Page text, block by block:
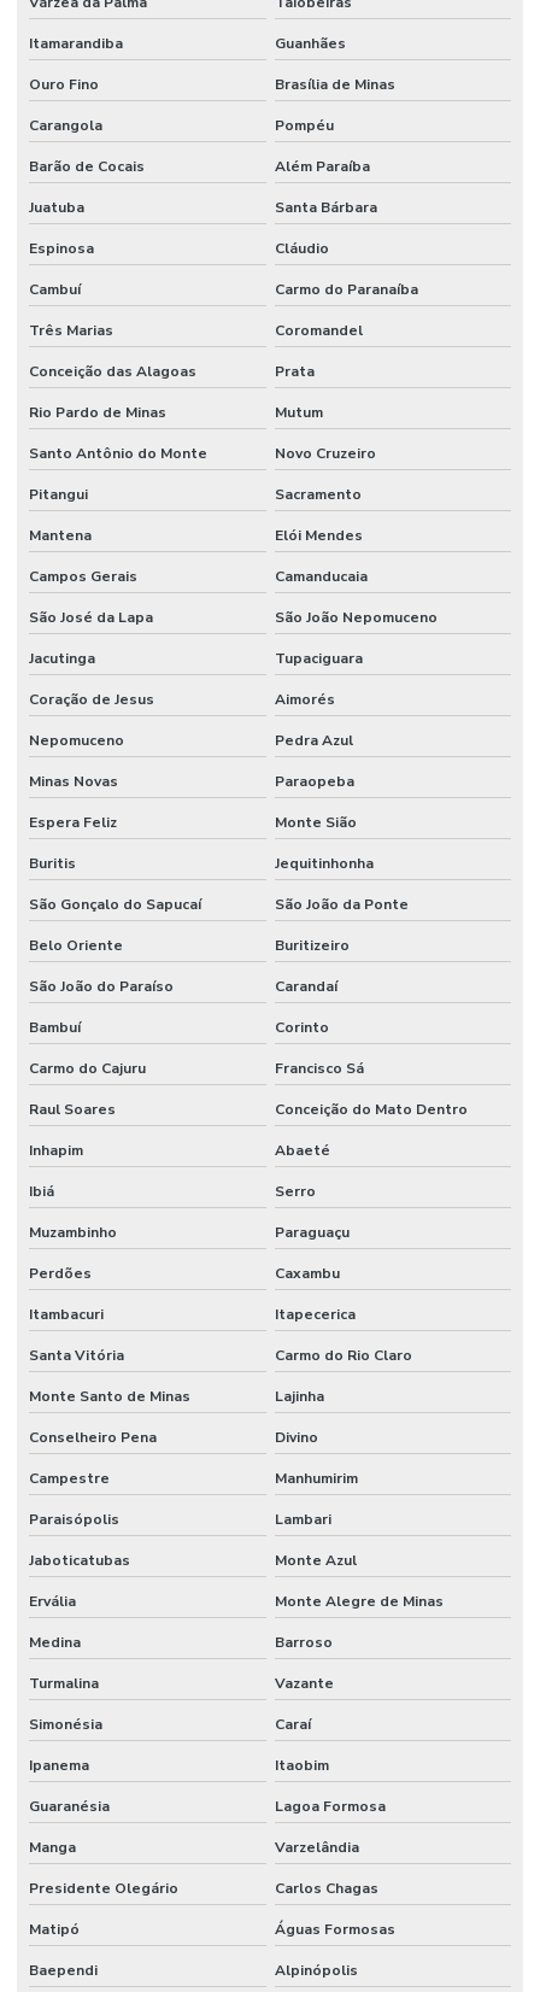
Itamarandiba Guanhães
Ouro Fino Brasília de Minas
Carangola Pompéu
Barão de Cocais Além Paraíba
Juatuba Santa Bárbara
Espinosa Cláudio
Cambuí Carmo do Paranaíba
Três Marias Coromandel
Conceição das Alagoas Prata
Rio Pardo de Minas Mutum
Santo Antônio do Monte Novo Cruzeiro
Pitangui Sacramento
Mantena Elói Mendes
Campos Gerais Camanducaia
São José da Lapa São João Nepomuceno
Jacutinga Tupaciguara
Coração de Jesus Aimorés
Nepomuceno Pedra Azul
Minas Novas Paraopeba
Espera Feliz Monte Sião
Buritis Jequitinhonha
São Gonçalo do Sapucaí São João da Ponte
Belo Oriente Buritizeiro
São João do Paraíso Carandaí
Bambuí Corinto
Carmo do Cajuru Francisco Sá
Raul Soares Conceição do Mato Dentro
Inhapim Abaeté
Ibiá Serro
Muzambinho Paraguaçu
Perdões Caxambu
Itambacuri Itapecerica
Santa Vitória Carmo do Rio Claro
Monte Santo de Minas Lajinha
Conselheiro Pena Divino
Campestre Manhumirim
Paraisópolis Lambari
Jaboticatubas Monte Azul
Ervália Monte Alegre de Minas
Medina Barroso
Turmalina Vazante
Simonésia Caraí
Ipanema Itaobim
Guaranésia Lagoa Formosa
Manga Varzelândia
Presidente Olegário Carlos Chagas
Matipó Águas Formosas
Baependi Alpinópolis